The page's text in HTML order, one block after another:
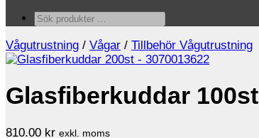
Sök
…
Vågutrustning / Vågar / Tillbehör Vågutrustning
Glasfiberkuddar 100st
810.00 kr exkl. moms